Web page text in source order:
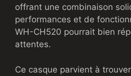
offrant une combinaison
performances et de
WH-CH520 pourrait bien
attentes.
Ce casque parvient à